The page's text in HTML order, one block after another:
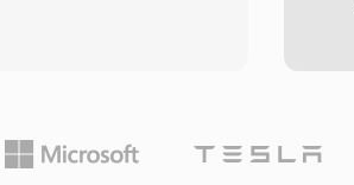
olmadan verimli
kıyasla
sunarak aynı